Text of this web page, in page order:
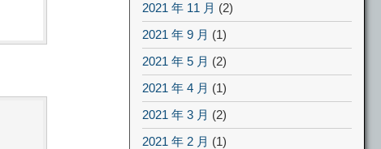
2021 年 11 月 (2)
2021 年 9 月 (1)
2021 年 5 月 (2)
2021 年 4 月 (1)
2021 年 3 月 (2)
2021 年 2 月 (1)